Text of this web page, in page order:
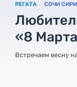
РЕГАТА СОЧИ
«8
Встречаем весну